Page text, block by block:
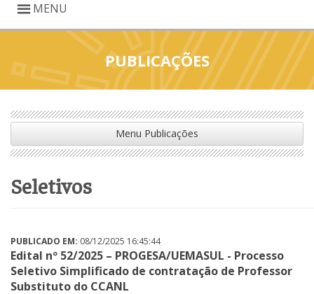
MENU
PUBLICAÇÕES
Menu Publicações
seletivos
PUBLICADO EM: 08/12/2025 16:45:44
Edital nº 52/2025 – PROGESA/UEMASUL - Processo
Seletivo Simplificado de contratação de Professor
Substituto do CCANL